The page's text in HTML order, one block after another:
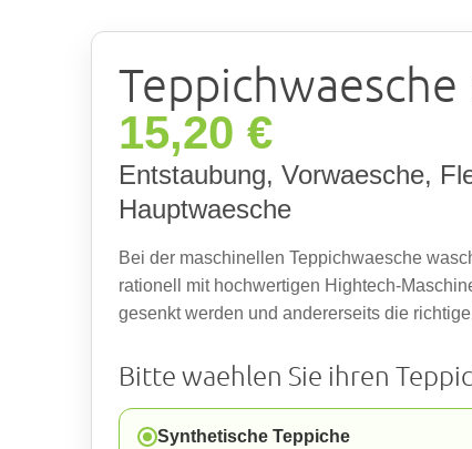
Teppichwaesche
15,20 €
Entstaubung, Vorwaesche,
Hauptwaesche
Bei der maschinellen Teppichwaesche
rationell mit hochwertigen Hightech-
gesenkt werden und andererseits die
Bitte waehlen Sie ihren
Synthetische Teppiche